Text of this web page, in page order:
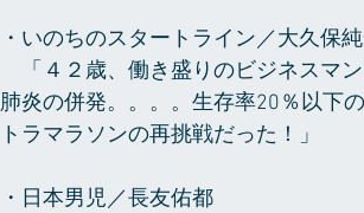
・いのちのスタートライン／大久保
「４２歳、働き盛りのビジネスマ
肺炎の併発。。。。生存率20％以下
トラマラソンの再挑戦だった！」
・日本男児／長友佑都